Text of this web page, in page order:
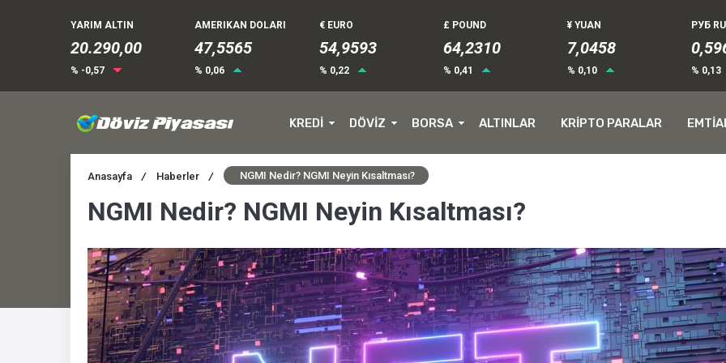
YARIM ALTIN
20.290,00
% -0,57
AMERIKAN DOLARI
47,5565
% 0,06
€ EURO
54,9591
% 0,22
£ POUND
64,2310
% 0,41
¥ YUAN
7,0458
% 0,10
РУБ
% 0,13
KREDİ DÖVİZ BORSA ALTINLAR KRİPTO PARALAR
Anasayfa / Haberler / NGMI Nedir? NGMI Neyin Kısaltması?
NGMI Nedir? NGMI Neyin Kısaltması?